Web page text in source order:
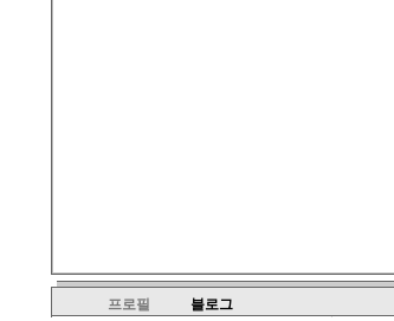
프로필 블로그